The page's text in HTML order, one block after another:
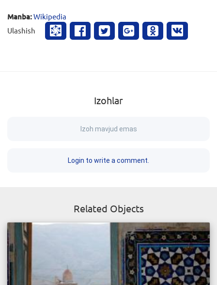
Manba:Wikipedia
Ulashish
Izohlar
Izoh mavjud emas
Login to write a comment.
Related Objects